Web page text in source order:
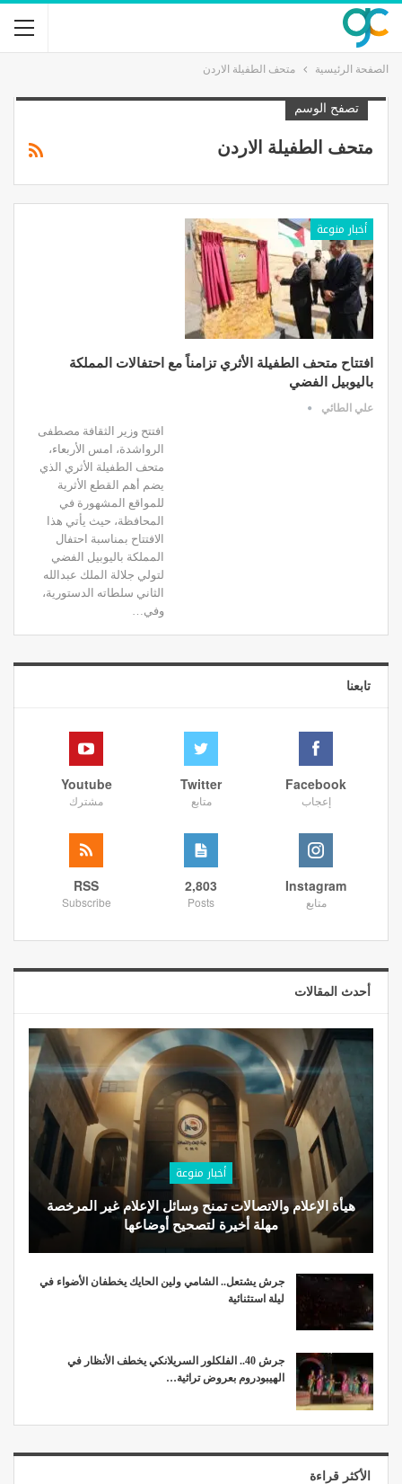
الصفحة الرئيسية متحف الطفيلة الاردن
تصفح الوسم
متحف الطفيلة الاردن
أخبار منوعة
افتتاح متحف الطفيلة الأثري تزامناً مع احتفالات المملكة
باليوبيل الفضي
علي الطائي
افتتح وزير الثقافة مصطفى
الرواشدة، امس الأربعاء،
متحف الطفيلة الأثري الذي
يضم أهم القطع الأثرية
للمواقع المشهورة في
المحافظة، حيث يأتي هذا
الافتتاح بمناسبة احتفال
المملكة باليوبيل الفضي
لتولي جلالة الملك عبدالله
الثاني سلطاته الدستورية،
وفي…
تابعنا
Facebook
إعجاب
Twitter
متابع
Youtube
مشترك
Instagram
متابع
2,803
Posts
RSS
Subscribe
أحدث المقالات
أخبار منوعة
هيأة الإعلام والاتصالات تمنح وسائل الإعلام غير المرخصة
مهلة أخيرة لتصحيح أوضاعها
جرش يشتعل.. الشامي ولين الحايك يخطفان الأضواء في
ليلة استثنائية
جرش 40.. الفلكلور السريلانكي يخطف الأنظار في
الهيبودروم بعروض تراثية…
الأكثر قراءة